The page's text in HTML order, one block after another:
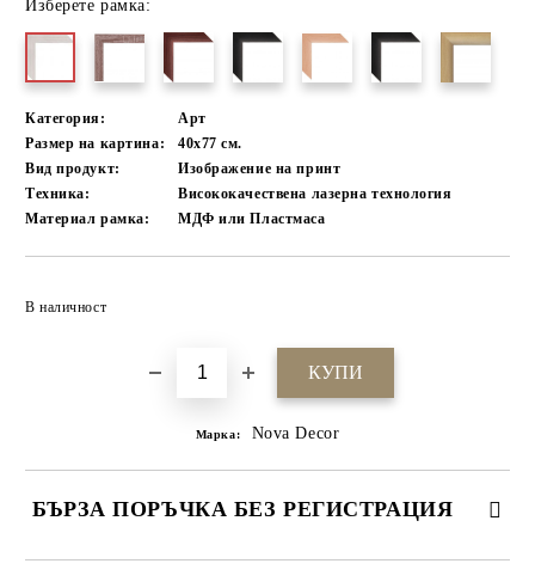
Изберете рамка:
Категория:
Арт
Размер на картина:
40х77 см.
Вид продукт:
Изображение на принт
Техника:
Висококачествена лазерна технология
Материал рамка:
МДФ или Пластмаса
В наличност
Марка: Nova Decor
БЪРЗА ПОРЪЧКА БЕЗ РЕГИСТРАЦИЯ